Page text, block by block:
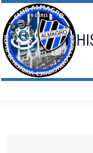
Saltar
al
contenido